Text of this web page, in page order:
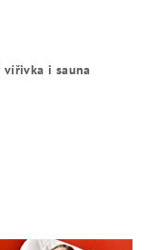
vířivka i sauna